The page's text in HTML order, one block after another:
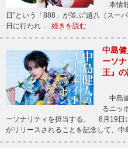
本情
日”という「888」が並ぶ“超八（スー
日に行われ … 続きを読む
中島
ーソ
王』
中島
るニッ
ーソナリティを担当する。 8月19日
がリリースされることを記念して、中